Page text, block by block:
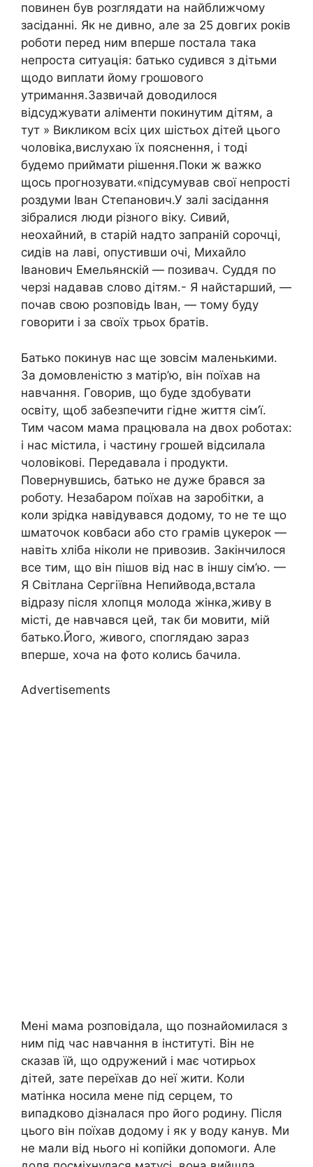
повинен був розглядати на найближчому
засіданні. Як не дивно, але за 25 довгих років
роботи перед ним вперше постала така
непроста ситуація: батько судився з дітьми
щодо виплати йому грошового
утримання.Зазвичай доводилося
відсуджувати аліменти покинутим дітям, а
тут » Викликом всіх цих шістьох дітей цього
чоловіка,вислухаю їх пояснення, і тоді
будемо приймати рішення.Поки ж важко
щось прогнозувати.«підсумував свої непрості
роздуми Іван Степанович.У залі засідання
зібралися люди різного віку. Сивий,
неохайний, в старій надто запраній сорочці,
сидів на лаві, опустивши очі, Михайло
Іванович Емельянскій — позивач. Суддя по
черзі надавав слово дітям.- Я найстарший, —
почав свою розповідь Іван, — тому буду
говорити і за своїх трьох братів.
Батько покинув нас ще зовсім маленькими.
За домовленістю з матір’ю, він поїхав на
навчання. Говорив, що буде здобувати
освіту, щоб забезпечити гідне життя сім’ї.
Тим часом мама працювала на двох роботах:
і нас містила, і частину грошей відсилала
чоловікові. Передавала і продукти.
Повернувшись, батько не дуже брався за
роботу. Незабаром поїхав на заробітки, а
коли зрідка навідувався додому, то не те що
шматочок ковбаси або сто грамів цукерок —
навіть хліба ніколи не привозив. Закінчилося
все тим, що він пішов від нас в іншу сім’ю. —
Я Світлана Сергіївна Непийвода,встала
відразу після хлопця молода жінка,живу в
місті, де навчався цей, так би мовити, мій
батько.Його, живого, споглядаю зараз
вперше, хоча на фото колись бачила.
Advertisements
Мені мама розповідала, що познайомилася з
ним під час навчання в інституті. Він не
сказав їй, що одружений і має чотирьох
дітей, зате переїхав до неї жити. Коли
матінка носила мене під серцем, то
випадково дізналася про його родину. Після
цього він поїхав додому і як у воду канув. Ми
не мали від нього ні копійки допомоги. Але